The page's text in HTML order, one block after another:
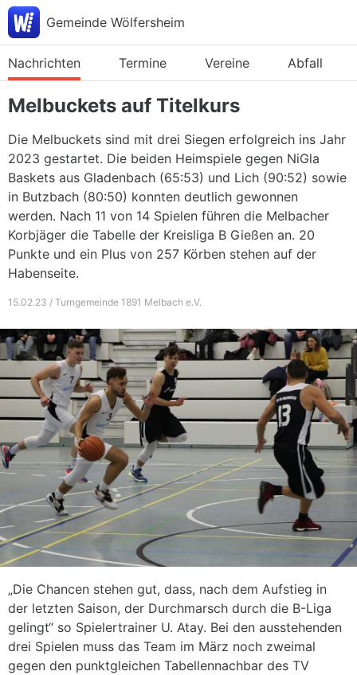
Gemeinde Wölfersheim
Nachrichten Termine Vereine Abfall
Melbuckets auf Titelkurs
Die Melbuckets sind mit drei Siegen erfolgreich ins Jahr
2023 gestartet. Die beiden Heimspiele gegen NiGla
Baskets aus Gladenbach (65:53) und Lich (90:52) sowie
in Butzbach (80:50) konnten deutlich gewonnen
werden. Nach 11 von 14 Spielen führen die Melbacher
Korbjäger die Tabelle der Kreisliga B Gießen an. 20
Punkte und ein Plus von 257 Körben stehen auf der
Habenseite.
15.02.23 / Turngemeinde 1891 Melbach e.V.
„Die Chancen stehen gut, dass, nach dem Aufstieg in
der letzten Saison, der Durchmarsch durch die B-Liga
gelingt“ so Spielertrainer U. Atay. Bei den ausstehenden
drei Spielen muss das Team im März noch zweimal
gegen den punktgleichen Tabellennachbar des TV